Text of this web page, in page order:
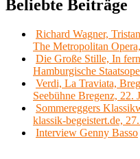
Beliebte Beiträge
Richard Wagner,
The Metropolitan
Die Große Stille, In
Hamburgische
Verdi, La Traviata,
Seebühne Bregenz,
Sommereggers
klassik-begeistert.de,
Interview Genny Basso